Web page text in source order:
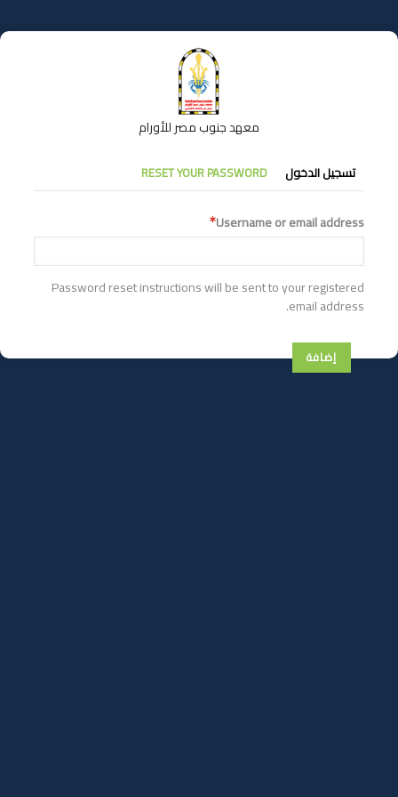
إلى
المحتوى
معهد جنوب مصر للأورام
التبويبات
الأساسية
تسجيل الدخول RESET YOUR PASSWORD
Username or email address
Password reset instructions will be sent to your registered
email address.